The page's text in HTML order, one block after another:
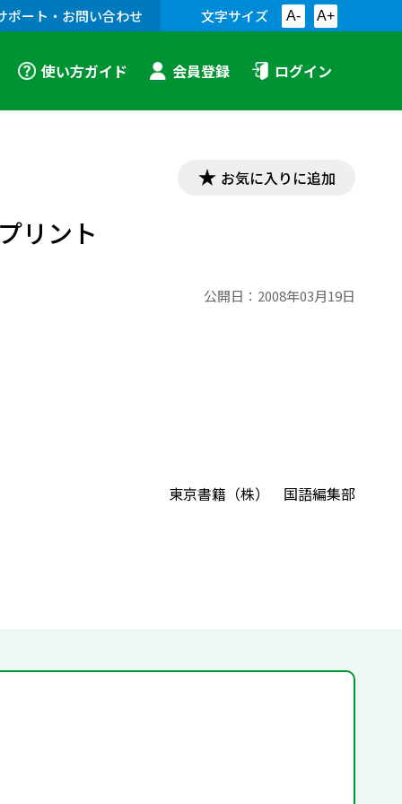
ポート・お問い合わせ 文字サイズ A- A+
使い方ガイド 会員登録 ログイン
お気に入りに追加
リント
公開日： 2008年03月19日
東京書籍（株） 国語編集部